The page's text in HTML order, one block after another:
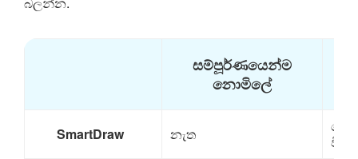
සම්පූර්ණයෙන්ම
නොමිලේ
SmartDraw නැත